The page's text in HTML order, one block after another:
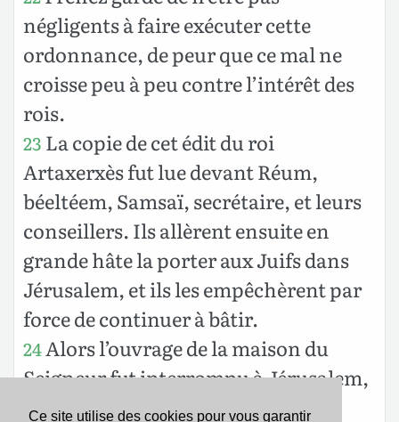
Ce site utilise des cookies pour vous garantir
négligents à faire exécuter cette
ordonnance, de peur que ce mal ne
croisse peu à peu contre l’intérêt des
rois.
23 La copie de cet édit du roi
Artaxerxès fut lue devant Réum,
béeltéem, Samsaï, secrétaire, et leurs
conseillers. Ils allèrent ensuite en
grande hâte la porter aux Juifs dans
Jérusalem, et ils les empêchèrent par
force de continuer à bâtir.
24Alors l’ouvrage de la maison du
Seigneur fut interrompu à Jérusalem,
et on n’y travailla point jusqu’à la